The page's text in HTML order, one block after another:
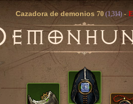
Cazadora de demonios 70 (1,314) -